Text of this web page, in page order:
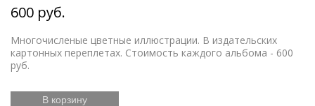
600 руб.
Многочисленые цветные иллюстрации. В издательских
картонных переплетах. Стоимость каждого альбома - 600
руб.
В корзину